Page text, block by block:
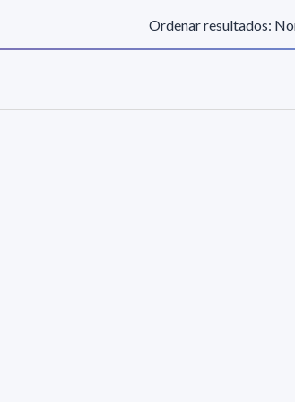
Ordenar resultados: